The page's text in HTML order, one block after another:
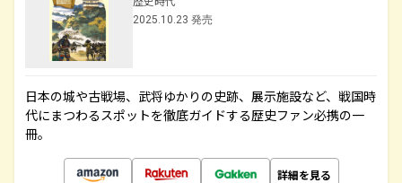
2025.10.23 発売
日本の城や古戦場、武将ゆかりの史跡、展示施設など、戦国時
代にまつわるスポットを徹底ガイドする歴史ファン必携の一
冊。
詳細を見る